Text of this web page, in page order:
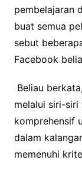
pembelajaran
buat semua
sebut
Facebook
Beliau
melalui siri-siri
komprehensif
dalam
memenuhi